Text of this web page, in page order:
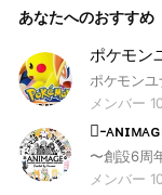
あなたへのおすすめ
ポケモン
メンバー
-
メンバー